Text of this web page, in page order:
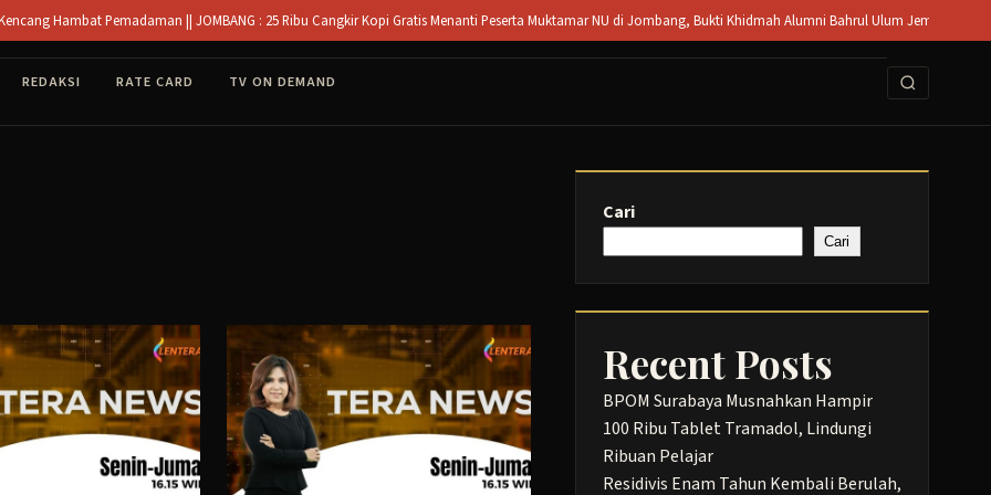
Hambat Pemadaman || JOMBANG : 25 Ribu Cangkir Kopi Gratis Menanti Peserta Muktamar NU di Jombang, Bukti Khidmah Alumni Bahrul Ulum Jember ||
REDAKSI RATE CARD TV ON DEMAND
Cari
Cari
Recent Posts
BPOM Surabaya Musnahkan Hampir
100 Ribu Tablet Tramadol, Lindungi
Ribuan Pelajar
Residivis Enam Tahun Kembali Berulah,